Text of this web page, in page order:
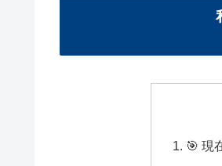
🎯 現